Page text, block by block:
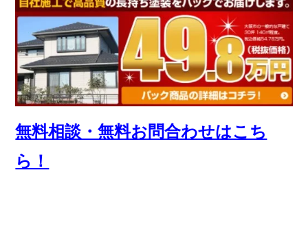
無料相談・無料お問合わせはこち
ら！